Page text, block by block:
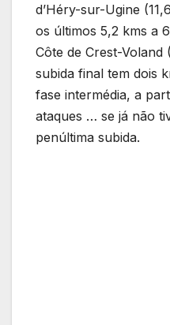
d’Héry-sur-Ugine
os últimos 5,2 kms a
Côte de Crest-
subida final tem dois
fase intermédia, a
ataques … se já não
penúltima subida.